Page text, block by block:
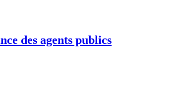
des agents publics